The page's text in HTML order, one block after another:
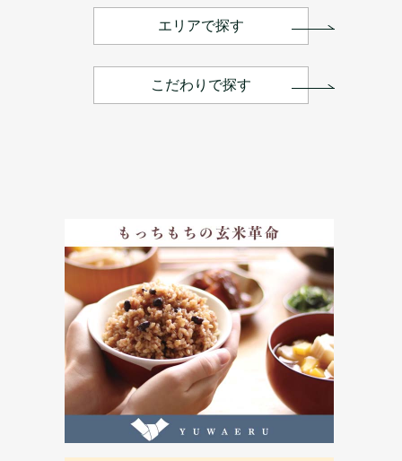
エリアで探す
こだわりで探す